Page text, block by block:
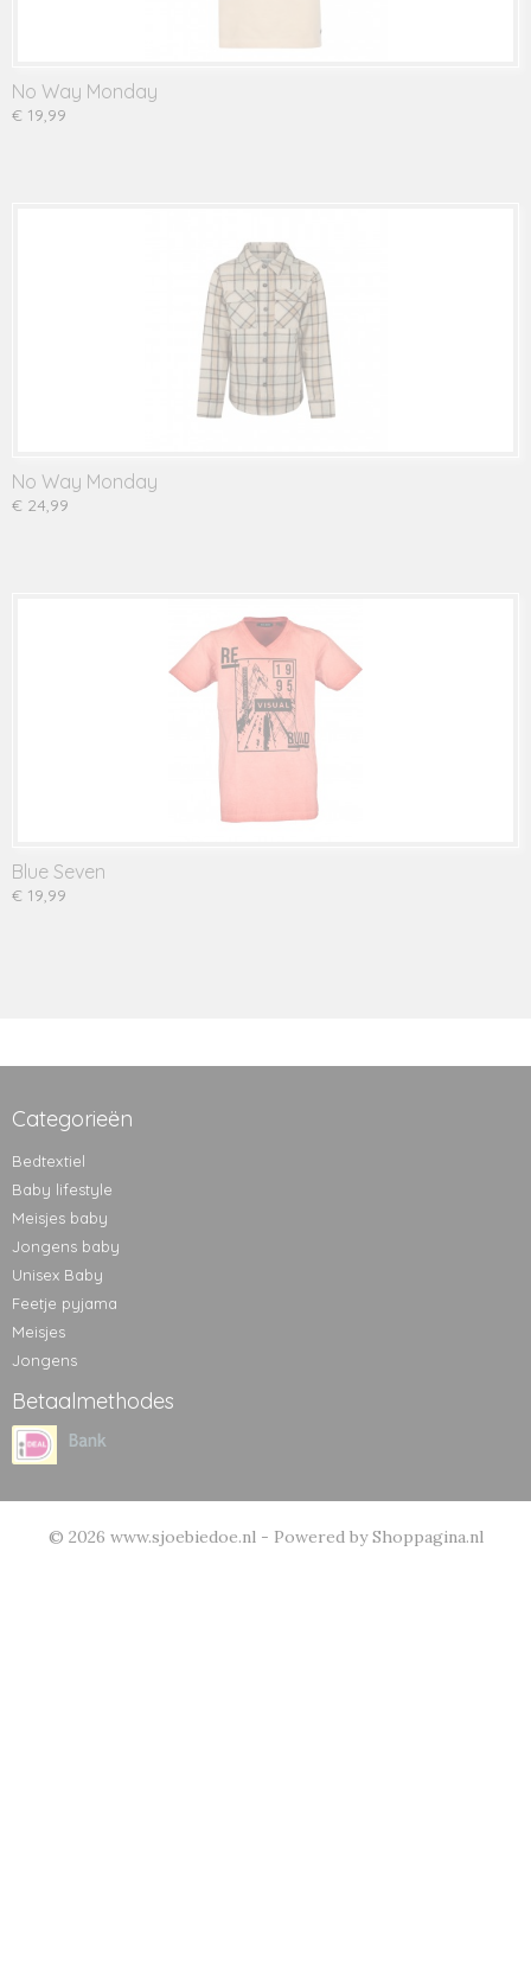
No Way Monday
€ 19,99
No Way Monday
€ 24,99
Blue Seven
€ 19,99
Categorieën
Bedtextiel
Baby lifestyle
Meisjes baby
Jongens baby
Unisex Baby
Feetje pyjama
Meisjes
Jongens
Betaalmethodes
© 2026 www.sjoebiedoe.nl - Powered by Shoppagina.nl